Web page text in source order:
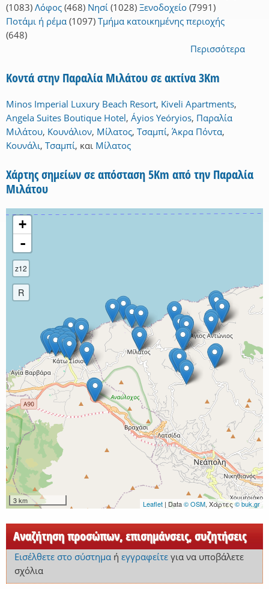
(1083) Λόφος (468) Νησί (1028) Ξενοδοχείο (7991)
Ποτάμι ή ρέμα (1097) Τμήμα κατοικημένης περιοχής
(648)
Περισσότερα
Κοντά στην Παραλία Μιλάτου σε ακτίνα 3Km
Minos Imperial Luxury Beach Resort, Kiveli Apartments,
Angela Suites Boutique Hotel, Áyios Yeóryios, Παραλία
Μιλάτου, Κουνάλιον, Μίλατος, Τσαμπί, Άκρα Πόντα,
Κουνάλι, Τσαμπί, και Μίλατος
Χάρτης σημείων σε απόσταση 5Km από την Παραλία
Μιλάτου
+
-
z12
R
3 km Leaflet | Data© OSM, Χάρτες© buk.gr
Αναζήτηση προσώπων, επισημάνσεις, συζητήσεις
Εισέλθετε στο σύστημαή εγγραφείτεγια να υποβάλετε
σχόλια